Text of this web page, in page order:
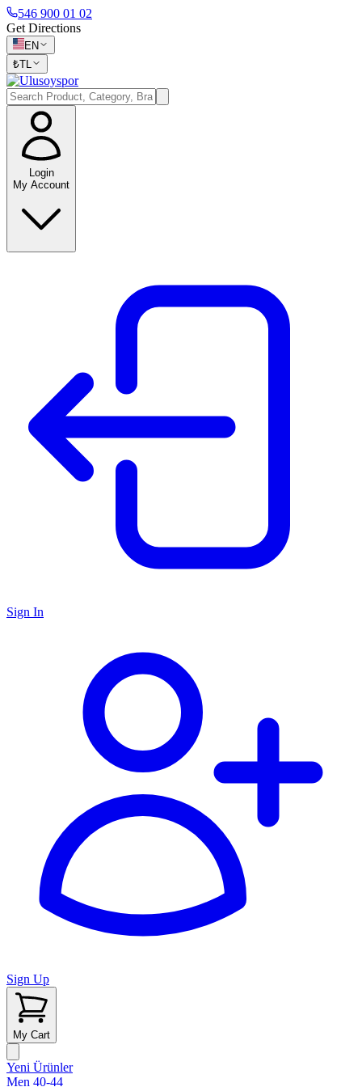
546 900 01 02
Get Directions
EN
₺TL
Login
My Account
Sign In
Sign Up
My Cart
Yeni Ürünler
Men 40-44